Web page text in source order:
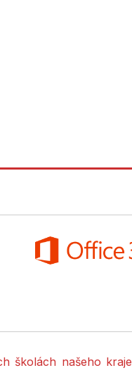
školách našeho kraje